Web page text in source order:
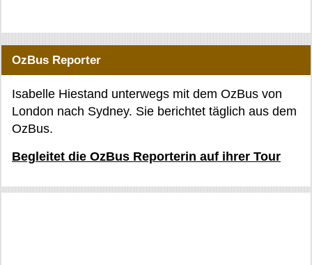
OzBus Reporter
Isabelle Hiestand unterwegs mit dem OzBus von
London nach Sydney. Sie berichtet täglich aus dem
OzBus.
Begleitet die OzBus Reporterin auf ihrer Tour